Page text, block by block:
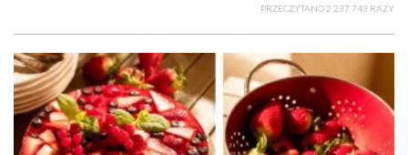
PRZECZYTANO 2 237 743 RAZY